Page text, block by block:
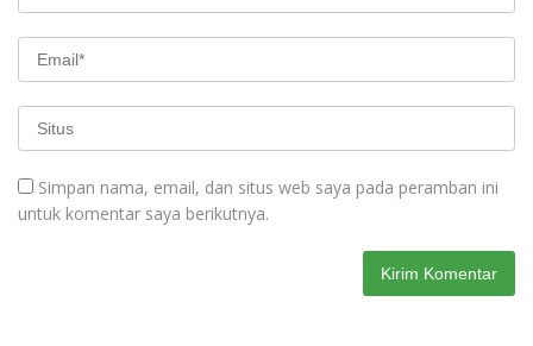
Simpan nama, email, dan situs web saya pada peramban ini
untuk komentar saya berikutnya.